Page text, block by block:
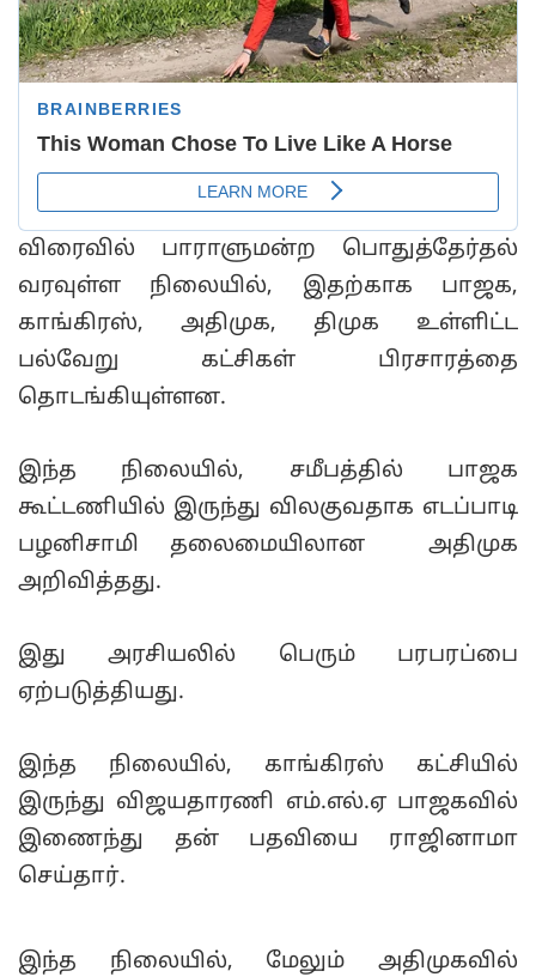
விரைவில் பாராளுமன்ற பொதுத்தேர்தல்
வரவுள்ள நிலையில், இதற்காக பாஜக,
காங்கிரஸ், அதிமுக, திமுக உள்ளிட்ட
பல்வேறு கட்சிகள் பிரசாரத்தை
தொடங்கியுள்ளன.
இந்த நிலையில், சமீபத்தில் பாஜக
கூட்டணியில் இருந்து விலகுவதாக எடப்பாடி
பழனிசாமி தலைமையிலான அதிமுக
அறிவித்தது.
இது அரசியலில் பெரும் பரபரப்பை
ஏற்படுத்தியது.
இந்த நிலையில், காங்கிரஸ் கட்சியில்
இருந்து விஜயதாரணி எம்.எல்.ஏ பாஜகவில்
இணைந்து தன் பதவியை ராஜினாமா
செய்தார்.
இந்த நிலையில், மேலும் அதிமுகவில்